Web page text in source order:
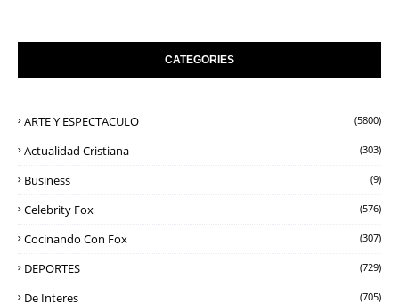
CATEGORIES
ARTE Y ESPECTACULO (5800)
Actualidad Cristiana (303)
Business (9)
Celebrity Fox (576)
Cocinando Con Fox (307)
DEPORTES (729)
De Interes (705)